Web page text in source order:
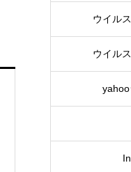
ウイル
ウイル